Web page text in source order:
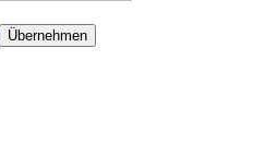
Übernehmen